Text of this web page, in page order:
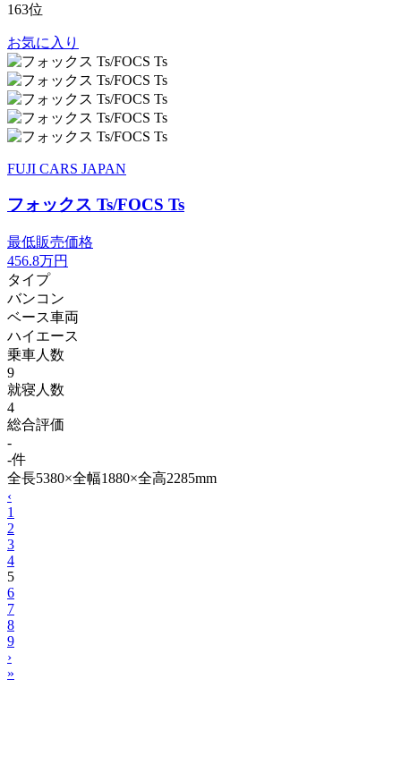
163位
お気に入り
FUJI CARS JAPAN
フォックス Ts/FOCS Ts
最低販売価格
456.8万円
タイプ
バンコン
ベース車両
ハイエース
乗車人数
9
就寝人数
4
総合評価
-
-件
全長5380×全幅1880×全高2285mm
‹
1
2
3
4
5
6
7
8
9
›
»